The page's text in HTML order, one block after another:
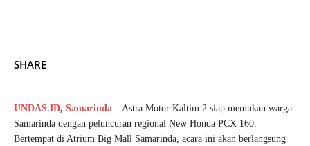
SHARE
UNDAS.ID, Samarinda – Astra Motor Kaltim 2 siap memukau warga
Samarinda dengan peluncuran regional New Honda PCX 160.
Bertempat di Atrium Big Mall Samarinda, acara ini akan berlangsung